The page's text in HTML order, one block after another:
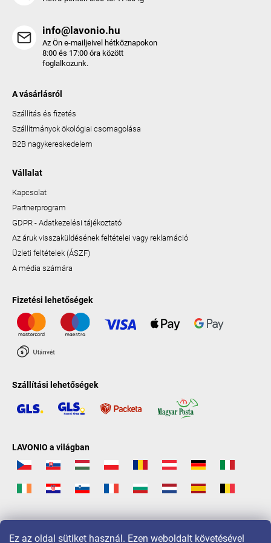
Ez az oldal sütiket használ. Ezen weboldalt követésével
info@lavonio.hu
Az Ön e-mailjeivel hétköznapokon
8:00 és 17:00 óra között
foglalkozunk.
A vásárlásról
Szállítás és fizetés
Szállítmányok ökológiai csomagolása
B2B nagykereskedelem
Vállalat
Kapcsolat
Partnerprogram
GDPR - Adatkezelési tájékoztató
Az áruk visszaküldésének feltételei vagy reklamáció
Üzleti feltételek (ÁSZF)
A média számára
Fizetési lehetőségek
Szállítási lehetőségek
LAVONIO a világban